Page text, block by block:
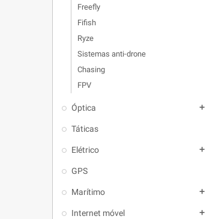
Freefly
Fifish
Ryze
Sistemas anti-drone
Chasing
FPV
Óptica add
Táticas
Elétrico add
GPS
Marítimo add
Internet móvel add